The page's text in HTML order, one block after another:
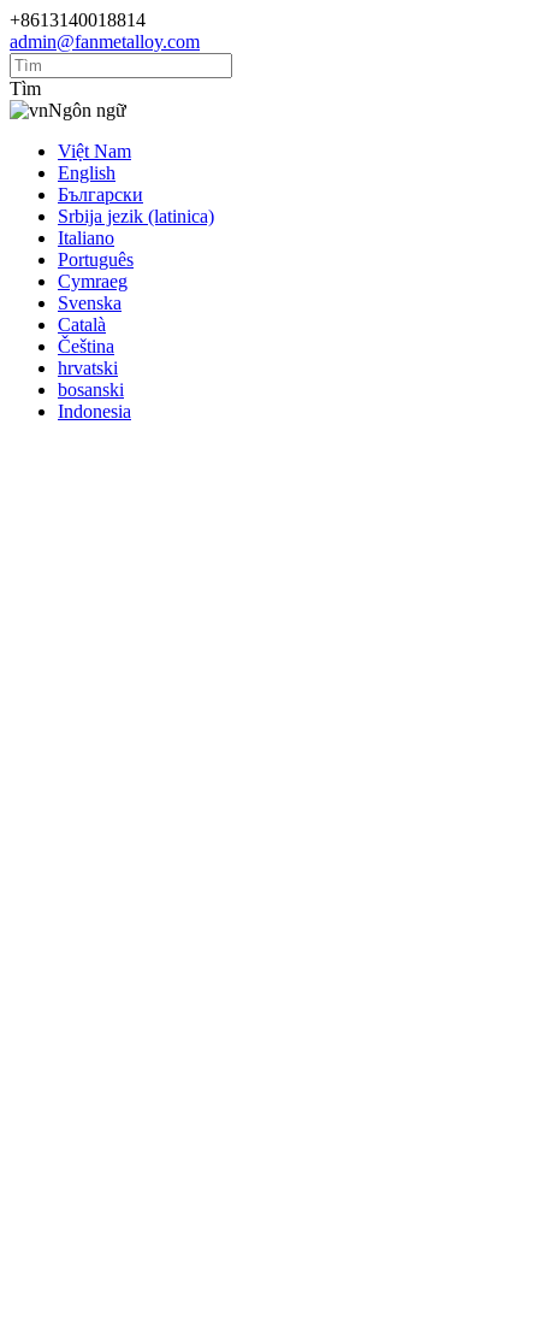
+8613140018814
admin@fanmetalloy.com
Tìm
Ngôn ngữ
Việt Nam
English
Български
Srbija jezik (latinica)
Italiano
Português
Cymraeg
Svenska
Català
Čeština
hrvatski
bosanski
Indonesia